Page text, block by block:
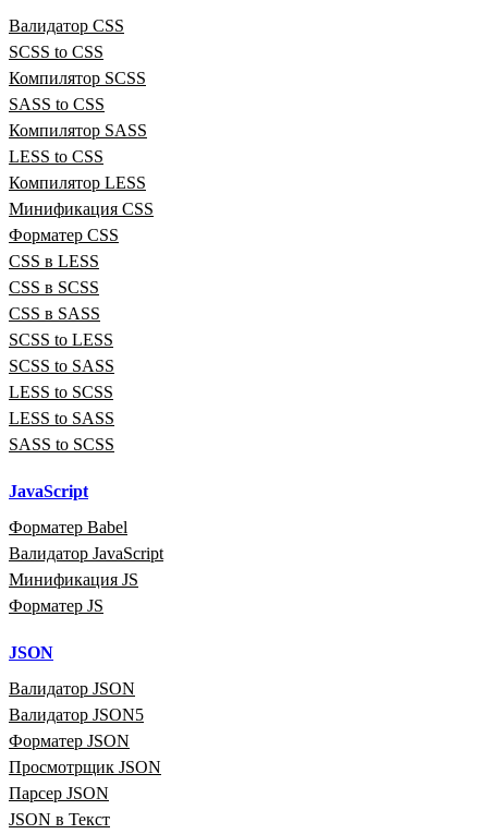
Валидатор CSS
SCSS to CSS
Компилятор SCSS
SASS to CSS
Компилятор SASS
LESS to CSS
Компилятор LESS
Минификация CSS
Форматер CSS
CSS в LESS
CSS в SCSS
CSS в SASS
SCSS to LESS
SCSS to SASS
LESS to SCSS
LESS to SASS
SASS to SCSS
JavaScript
Форматер Babel
Валидатор JavaScript
Минификация JS
Форматер JS
JSON
Валидатор JSON
Валидатор JSON5
Форматер JSON
Просмотрщик JSON
Парсер JSON
JSON в Текст